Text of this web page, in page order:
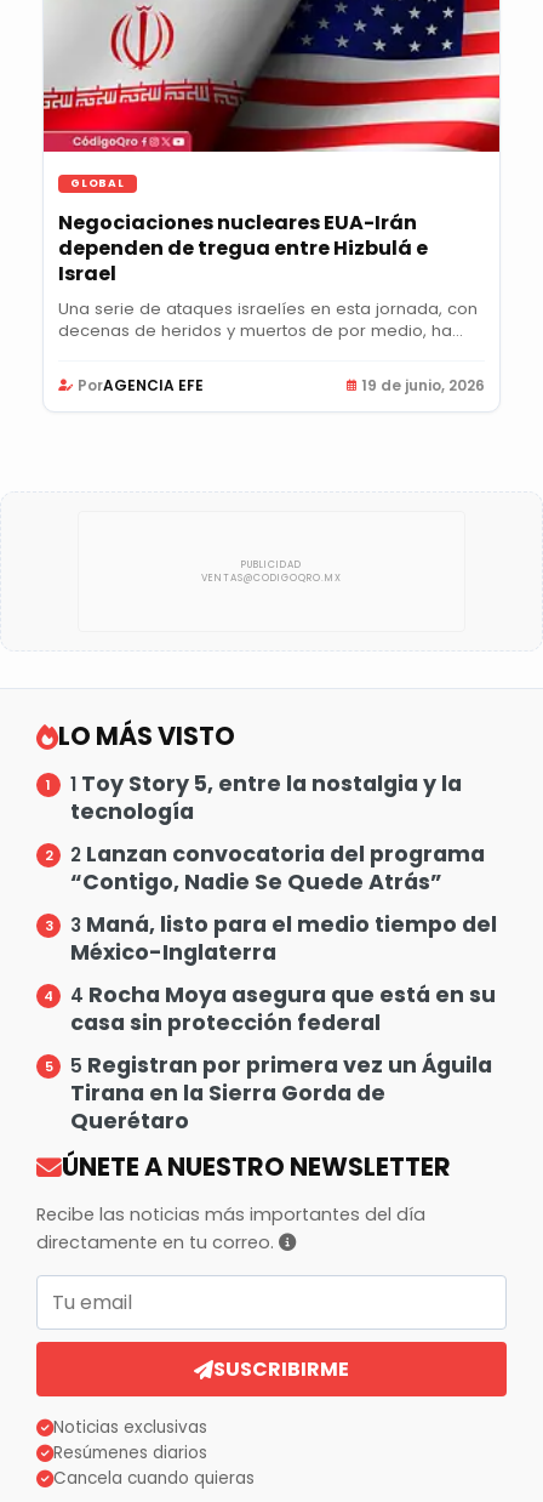
GLOBAL
Negociaciones nucleares EUA-Irán
dependen de tregua entre Hizbulá e
Israel
Una serie de ataques israelíes en esta jornada, con
decenas de heridos y muertos de por medio, ha...
PorAGENCIA EFE 19 de junio, 2026
LO MÁS VISTO
1 Toy Story 5, entre la nostalgia y la
tecnología
2 Lanzan convocatoria del programa
“Contigo, Nadie Se Quede Atrás”
3 Maná, listo para el medio tiempo del
México-Inglaterra
4 Rocha Moya asegura que está en su
casa sin protección federal
5 Registran por primera vez un Águila
Tirana en la Sierra Gorda de
Querétaro
ÚNETE A NUESTRO NEWSLETTER
Recibe las noticias más importantes del día
directamente en tu correo.
Correo electrónico
SUSCRIBIRME
Noticias exclusivas
Resúmenes diarios
Cancela cuando quieras